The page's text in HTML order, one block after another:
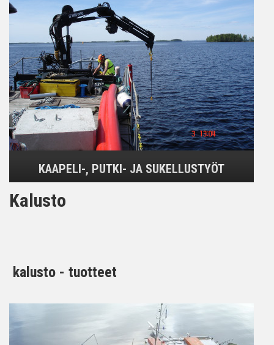
KAAPELI-, PUTKI- JA SUKELLUSTYÖT
Kalusto
kalusto - tuotteet